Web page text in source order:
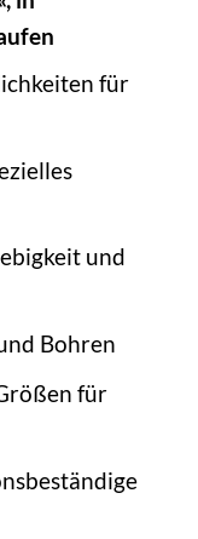
für
und
Bohren
für